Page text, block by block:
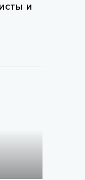
и